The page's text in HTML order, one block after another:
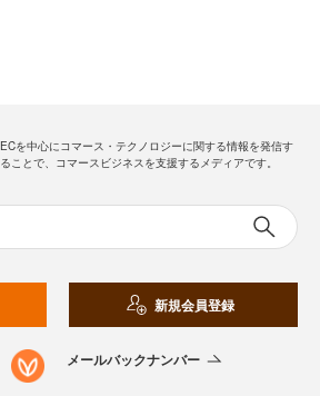
ECを中心にコマース・テクノロジーに関する情報を発信す
ることで、コマースビジネスを支援するメディアです。
新規会員登録
メールバックナンバー